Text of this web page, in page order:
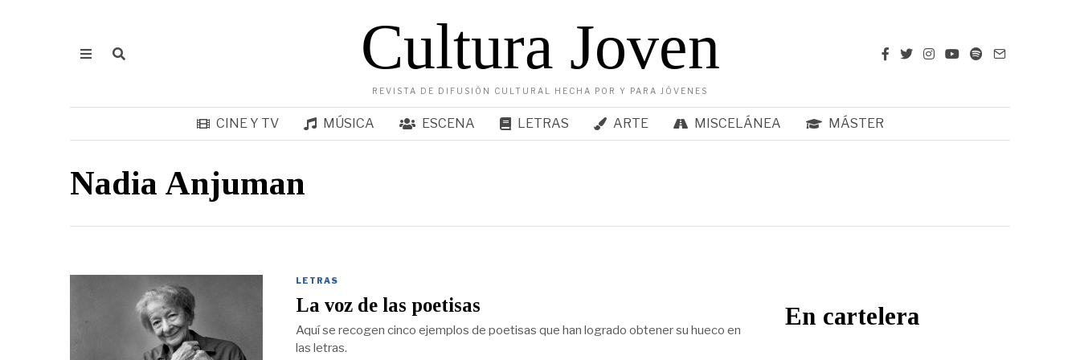
Cultura Joven
REVISTA DE DIFUSIÓN CULTURAL HECHA POR Y PARA JÓVENES
CINE Y TV MÚSICA ESCENA LETRAS ARTE MISCELÁNEA MÁSTER
Nadia Anjuman
LETRAS
La voz de las poetisas
Aquí se recogen cinco ejemplos de poetisas que han logrado obtener su hueco en
las letras.
En cartelera